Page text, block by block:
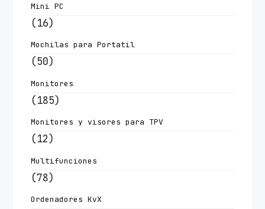
Mini PC
(16)
Mochilas para Portatil
(50)
Monitores
(185)
Monitores y visores para TPV
(12)
Multifunciones
(78)
Ordenadores KvX